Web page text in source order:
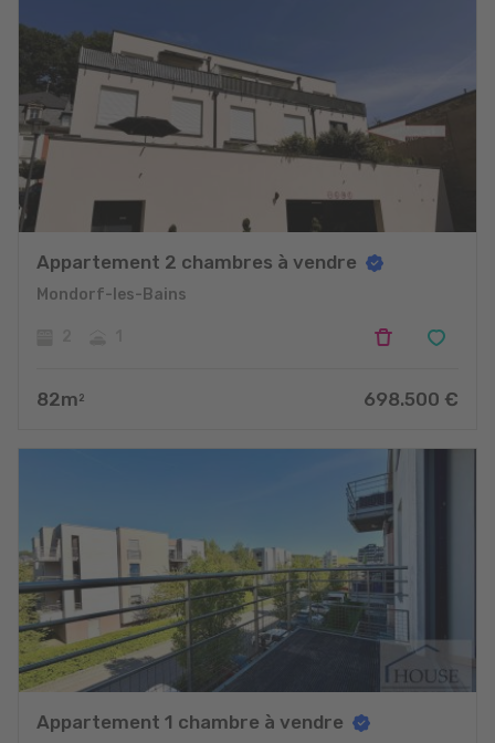
Appartement 2 chambres à vendre
Mondorf-les-Bains
82m 2 698.500 €
Appartement 1 chambre à vendre